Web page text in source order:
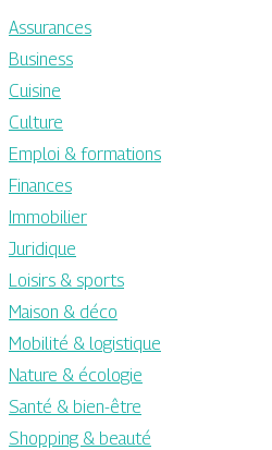
Assurances
Business
Cuisine
Culture
Emploi & formations
Finances
Immobilier
Juridique
Loisirs & sports
Maison & déco
Mobilité & logistique
Nature & écologie
Santé & bien-être
Shopping & beauté